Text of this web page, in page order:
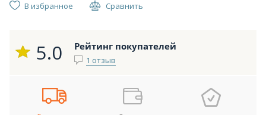
В избранное
Сравнить
5.0 Рейтинг покупателей
1 отзыв